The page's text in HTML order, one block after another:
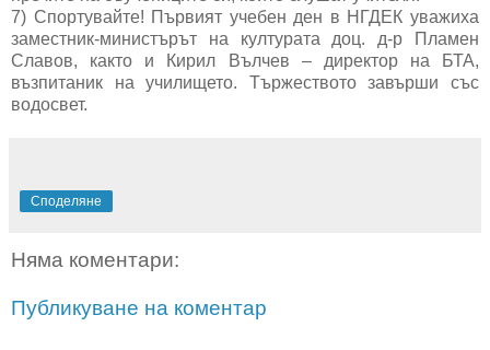
7) Спортувайте! Първият учебен ден в НГДЕК уважиха
заместник-министърът на културата доц. д-р Пламен
Славов, както и Кирил Вълчев – директор на БТА,
възпитаник на училището. Тържеството завърши със
водосвет.
Споделяне
Няма коментари:
Публикуване на коментар